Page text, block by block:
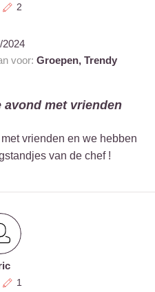
2
2024
voor: Groepen, Trendy
avond met vrienden
vrienden en we hebben
van de chef !
1